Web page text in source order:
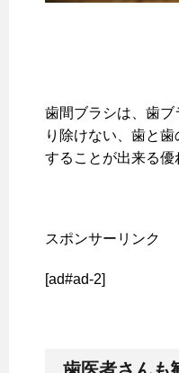
歯間ブラシは、歯
り除けない、歯と
することが出来る優
スポンサーリンク
[ad#ad-2]